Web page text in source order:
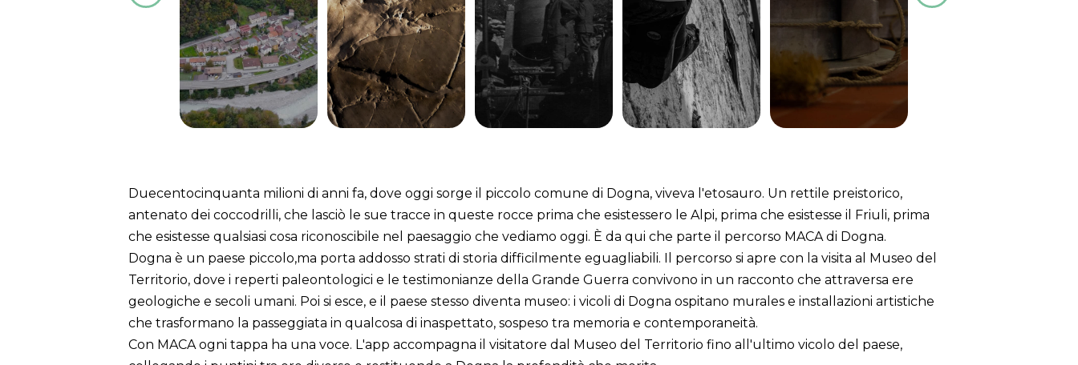
Duecentocinquanta milioni di anni fa, dove oggi sorge il piccolo comune di Dogna, viveva l'etosauro. Un rettile preistorico,
antenato dei coccodrilli, che lasciò le sue tracce in queste rocce prima che esistessero le Alpi, prima che esistesse il Friuli, prima
che esistesse qualsiasi cosa riconoscibile nel paesaggio che vediamo oggi. È da qui che parte il percorso MACA di Dogna.
Dogna è un paese piccolo,ma porta addosso strati di storia difficilmente eguagliabili. Il percorso si apre con la visita al Museo del
Territorio, dove i reperti paleontologici e le testimonianze della Grande Guerra convivono in un racconto che attraversa ere
geologiche e secoli umani. Poi si esce, e il paese stesso diventa museo: i vicoli di Dogna ospitano murales e installazioni artistiche
che trasformano la passeggiata in qualcosa di inaspettato, sospeso tra memoria e contemporaneità.
Con MACA ogni tappa ha una voce. L'app accompagna il visitatore dal Museo del Territorio fino all'ultimo vicolo del paese,